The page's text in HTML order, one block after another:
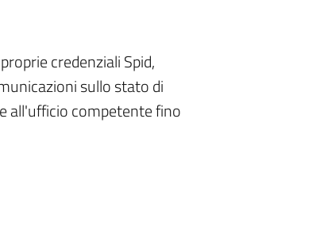
credenziali Spid,
sullo stato di
all'ufficio competente fino